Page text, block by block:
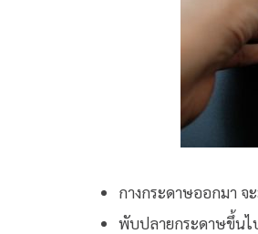
กางกระดาษออกมา จ
พับปลายกระดาษขึ้นไ